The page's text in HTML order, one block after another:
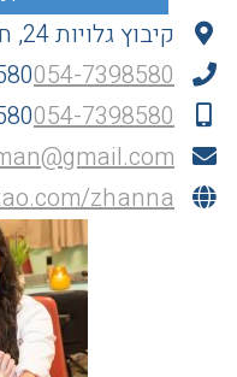
קיבוץ גלויות 24, חולון, ישראל
054-7398580
054-7398580
zhanna